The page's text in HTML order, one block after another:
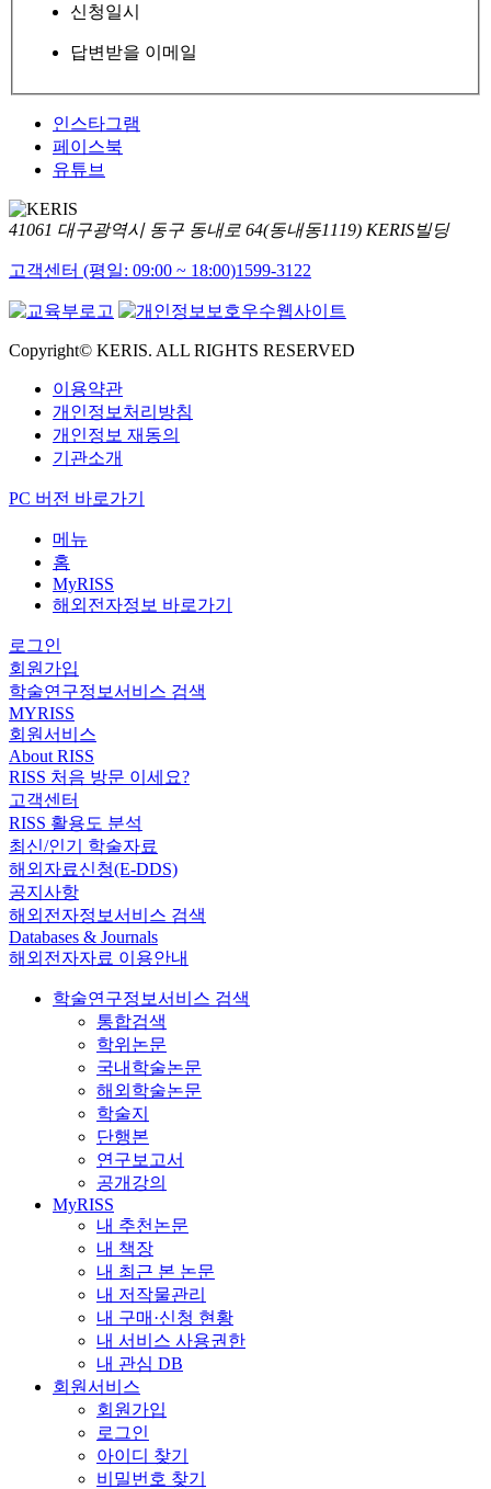
신청일시
답변받을 이메일
인스타그램
페이스북
유튜브
41061 대구광역시 동구 동내로 64(동내동1119) KERIS빌딩
고객센터 (평일: 09:00 ~ 18:00)1599-3122
Copyright© KERIS. ALL RIGHTS RESERVED
이용약관
개인정보처리방침
개인정보 재동의
기관소개
PC 버전 바로가기
메뉴
홈
MyRISS
해외전자정보 바로가기
로그인
회원가입
학술연구정보서비스 검색
MYRISS
회원서비스
About RISS
RISS 처음 방문 이세요?
고객센터
RISS 활용도 분석
최신/인기 학술자료
해외자료신청(E-DDS)
공지사항
해외전자정보서비스 검색
Databases & Journals
해외전자자료 이용안내
학술연구정보서비스 검색
통합검색
학위논문
국내학술논문
해외학술논문
학술지
단행본
연구보고서
공개강의
MyRISS
내 추천논문
내 책장
내 최근 본 논문
내 저작물관리
내 구매·신청 현황
내 서비스 사용권한
내 관심 DB
회원서비스
회원가입
로그인
아이디 찾기
비밀번호 찾기